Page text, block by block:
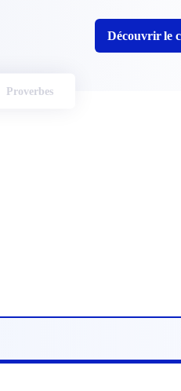
Découvrir le
Proverbes